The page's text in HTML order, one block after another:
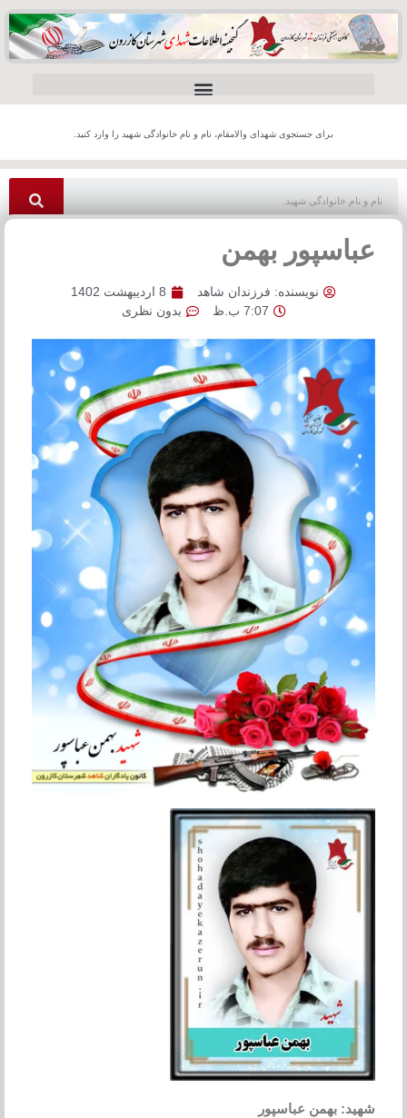
برای جستجوی شهدای والامقام، نام و نام خانوادگی شهید را وارد کنید.
عباسپور بهمن
نویسنده: فرزندان شاهد
8 اردیبهشت 1402
7:07 ب.ظ
بدون نظری
شهید: بهمن عباسپور